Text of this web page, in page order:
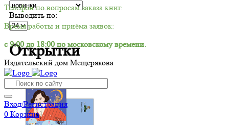
Телефон по вопросам заказа книг.
Время работы и приёма заявок:
с 9:00 до 18:00 по московскому времени.
Издательский дом Мещерякова
Вход/Регистрация
0 Корзина
Выводить по:
Открытки
-5%